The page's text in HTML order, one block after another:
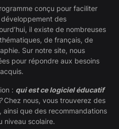
conçu pour faciliter
développement des
il existe de nombreuses
de français, de
Sur notre site, nous
pour répondre aux besoins
: qui est ce logiciel éducatif
Chez nous, vous trouverez des
ainsi que des recommandations
niveau scolaire.